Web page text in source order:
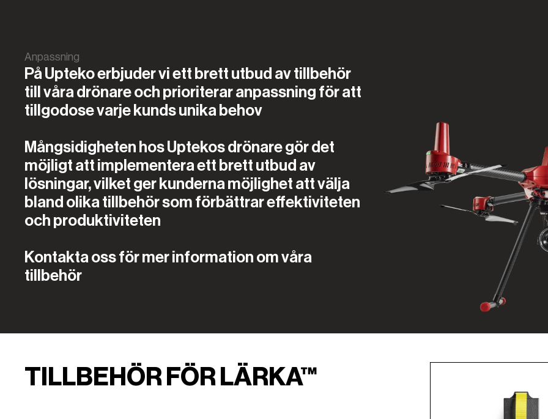
Anpassning
På Upteko erbjuder vi ett brett utbud av tillbehör
till våra drönare och prioriterar anpassning för att
tillgodose varje kunds unika behov
Mångsidigheten hos Uptekos drönare gör det
möjligt att implementera ett brett utbud av
lösningar, vilket ger kunderna möjlighet att välja
bland olika tillbehör som förbättrar effektiviteten
och produktiviteten
Kontakta oss för mer information om våra
tillbehör
TILLBEHÖR FÖR LÄRKA™